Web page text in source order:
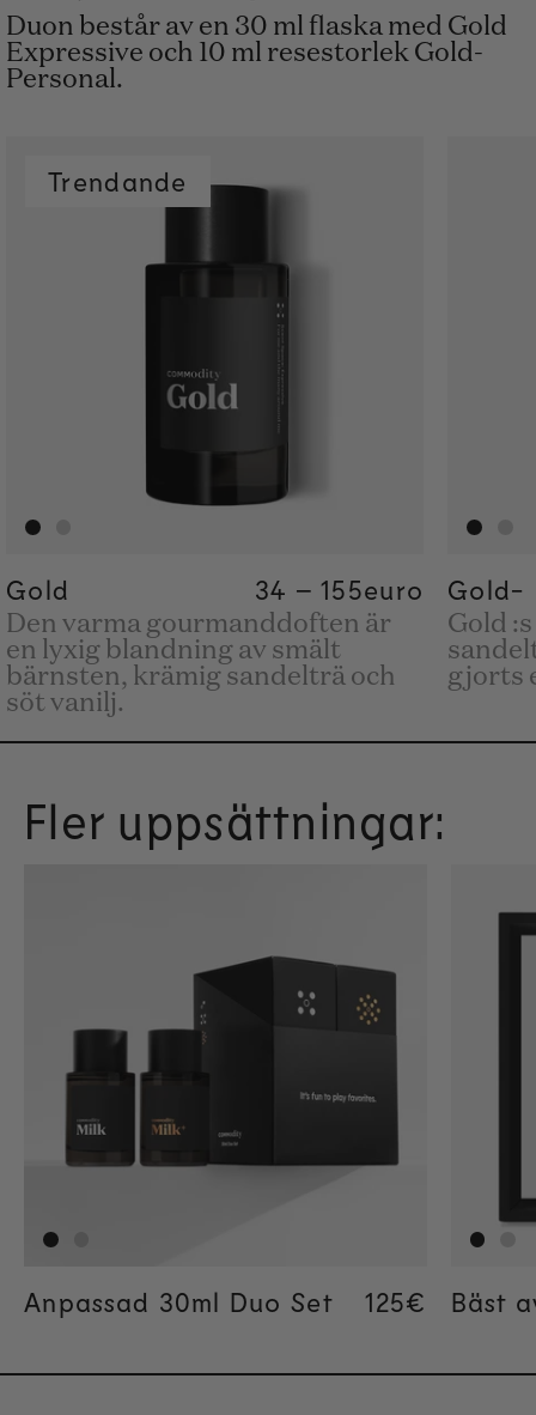
Duon består av en 30 ml flaska med Gold
Expressive och 10 ml resestorlek Gold-
Personal.
Trendande
Gold Regular price
34 – 155euro
Regular price
155€
Regular
34€
Den varma gourmanddoften är
en lyxig blandning av smält
bärnsten, krämig sandelträ och
söt vanilj.
Gold-
Gold
gjorts
Fler uppsättningar:
Anpassad 30ml Duo Set Regular
125€ Bäst